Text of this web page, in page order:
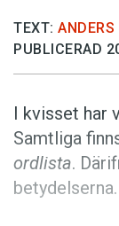
TEXT: ANDERS
PUBLICERAD
I kvisset har
Samtliga
ordlista.